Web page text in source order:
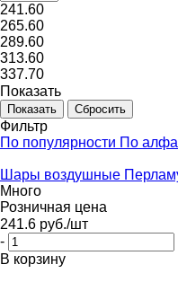
241.60
265.60
289.60
313.60
337.70
Показать
Сбросить
Фильтр
По популярности По
Шары воздушные
Много
Розничная цена
241.6 руб./шт
-
В корзину